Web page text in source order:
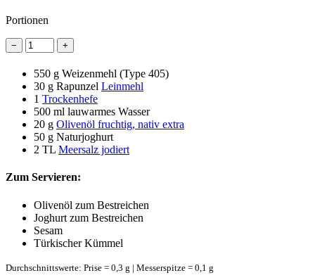
Portionen
− +
550 g Weizenmehl (Type 405)
30 g Rapunzel Leinmehl
1 Trockenhefe
500 ml lauwarmes Wasser
20 g Olivenöl fruchtig, nativ extra
50 g Naturjoghurt
2 TL Meersalz jodiert
Zum Servieren:
Olivenöl zum Bestreichen
Joghurt zum Bestreichen
Sesam
Türkischer Kümmel
Durchschnittswerte: Prise = 0,3 g | Messerspitze = 0,1 g